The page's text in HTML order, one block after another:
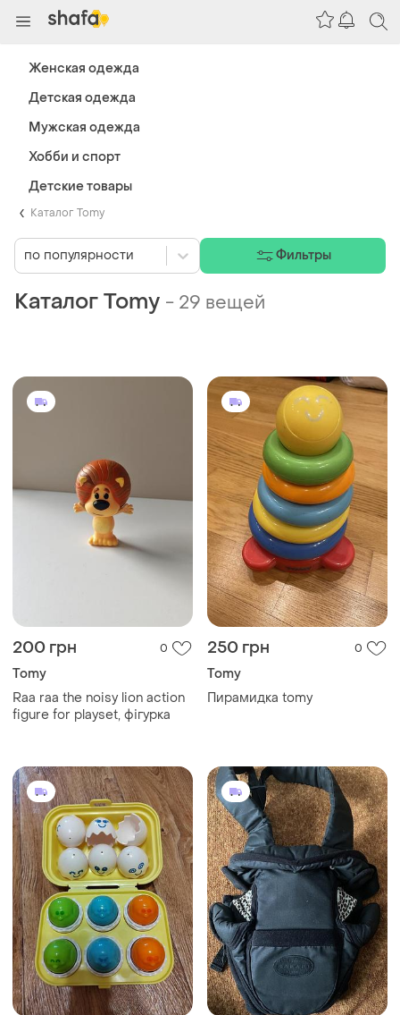
Каталог Tomy
Каталог Tomy - 29 вещей
200 грн 0
Tomy
Raa raa the noisy lion action
figure for playset, фігурка
250 грн 0
Tomy
Пирамидка tomy
по популярности Фильтры
Женская одежда
Детская одежда
Мужская одежда
Хобби и спорт
Детские товары